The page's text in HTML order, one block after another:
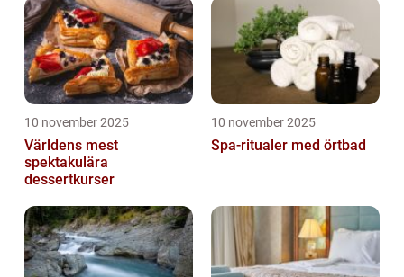
10 november 2025
Världens mest
spektakulära
dessertkurser
10 november 2025
Spa-ritualer med örtbad